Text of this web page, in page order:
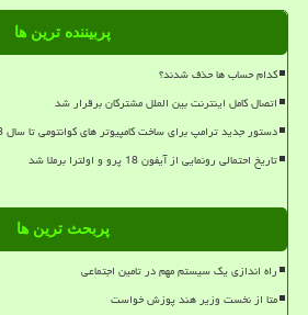
پربیننده ترین ها
کدام حساب ها حذف شدند؟
اتصال کامل اینترنت بین الملل مشترکان برقرار شد
دستور جدید ترامپ برای ساخت کامپیوتر های کوانتومی تا سال 2028
تاریخ احتمالی رونمایی از آیفون 18 پرو و اولترا برملا شد
پربحث ترین ها
راه اندازی یک سیستم مهم در تامین اجتماعی
متا از نخست وزیر هند پوزش خواست